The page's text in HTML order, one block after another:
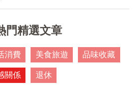
門精選文章
消費 美食旅遊
品味收藏
關係 退休